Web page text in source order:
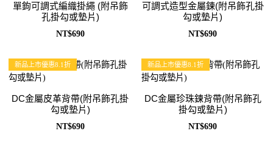
單鉤可調式編織掛繩 (附吊飾
孔掛勾或墊片)
NT$690
可調式造型金屬鍊(附吊飾孔掛
勾或墊片)
NT$690
新品上市優惠8.1折
DC金屬皮革背帶(附吊飾孔掛
勾或墊片)
NT$690
新品上市優惠8.1折
DC金屬珍珠鍊背帶(附吊飾孔
掛勾或墊片)
NT$690